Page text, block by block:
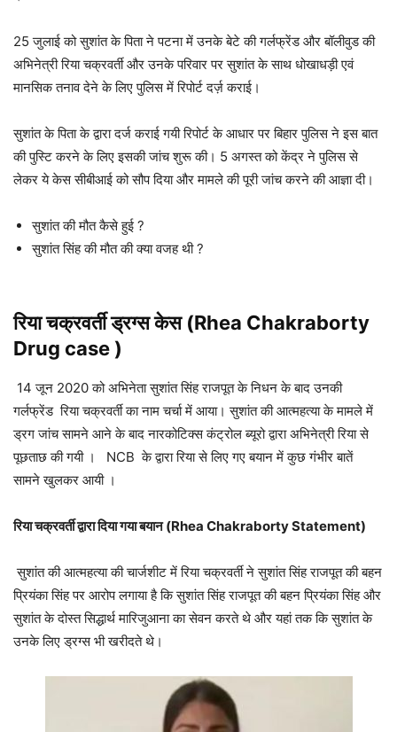
25 जुलाई को सुशांत के पिता ने पटना में उनके बेटे की गर्लफ्रेंड और बॉलीवुड की
अभिनेत्री रिया चक्रवर्ती और उनके परिवार पर सुशांत के साथ धोखाधड़ी एवं
मानसिक तनाव देने के लिए पुलिस में रिपोर्ट दर्ज़ कराई।
सुशांत के पिता के द्वारा दर्ज कराई गयी रिपोर्ट के आधार पर बिहार पुलिस ने इस बात
की पुस्टि करने के लिए इसकी जांच शुरू की। 5 अगस्त को केंद्र ने पुलिस से
लेकर ये केस सीबीआई को सौप दिया और मामले की पूरी जांच करने की आज्ञा दी।
सुशांत की मौत कैसे हुई ?
सुशांत सिंह की मौत की क्या वजह थी ?
रिया चक्रवर्ती ड्रग्स केस(Rhea Chakraborty
Drug case )
14 जून 2020 को अभिनेता सुशांत सिंह राजपूत के निधन के बाद उनकी
गर्लफ्रेंड रिया चक्रवर्ती का नाम चर्चा में आया। सुशांत की आत्महत्या के मामले में
ड्रग जांच सामने आने के बाद नारकोटिक्स कंट्रोल ब्यूरो द्वारा अभिनेत्री रिया से
पूछताछ की गयी । NCB के द्वारा रिया से लिए गए बयान में कुछ गंभीर बातें
सामने खुलकर आयी ।
रिया चक्रवर्ती द्वारा दिया गया बयान (Rhea Chakraborty Statement)
सुशांत की आत्महत्या की चार्जशीट में रिया चक्रवर्ती ने सुशांत सिंह राजपूत की बहन
प्रियंका सिंह पर आरोप लगाया है कि सुशांत सिंह राजपूत की बहन प्रियंका सिंह और
सुशांत के दोस्त सिद्धार्थ मारिजुआना का सेवन करते थे और यहां तक ​​कि सुशांत के
उनके लिए ड्रग्स भी खरीदते थे।